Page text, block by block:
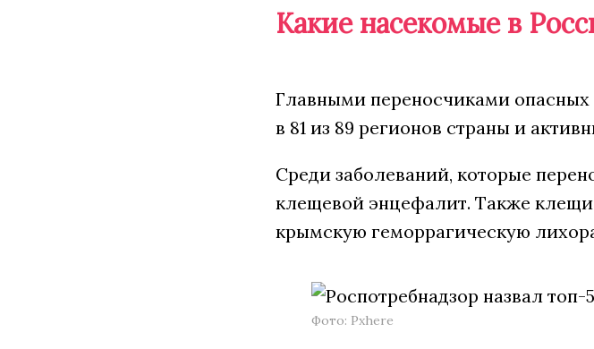
Какие насекомые в
Главными переносчиками
в 81 из 89 регионов страны и
Среди заболеваний, которые
клещевой энцефалит. Также клещи
крымскую геморрагическую
Фото: Pxhere